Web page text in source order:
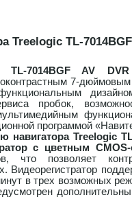
Treelogic TL-
TL-7014BGF AV
7-
пробок,
программой
навигатора Treelogic
с цветным
что позволяет
Видеорегистратор
в трех возможных